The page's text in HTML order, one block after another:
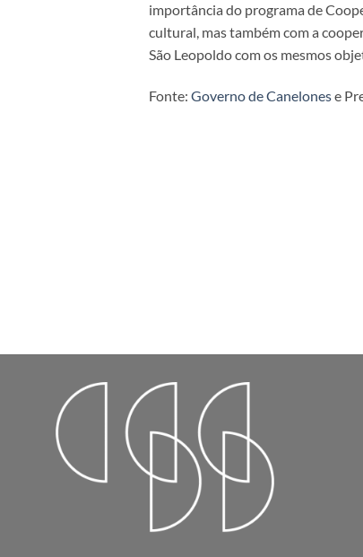
importância do programa de
cultural, mas também com a
São Leopoldo com os mesmos
Fonte:Governo de Canelonese